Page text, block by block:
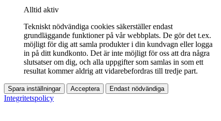
Alltid aktiv
Tekniskt nödvändiga cookies säkerställer endast
grundläggande funktioner på vår webbplats. De gör det t.ex.
möjligt för dig att samla produkter i din kundvagn eller logga
in på ditt kundkonto. Det är inte möjligt för oss att dra några
slutsatser om dig, och alla uppgifter som samlas in som ett
resultat kommer aldrig att vidarebefordras till tredje part.
Spara inställningar Acceptera Endast nödvändiga
Integritetspolicy